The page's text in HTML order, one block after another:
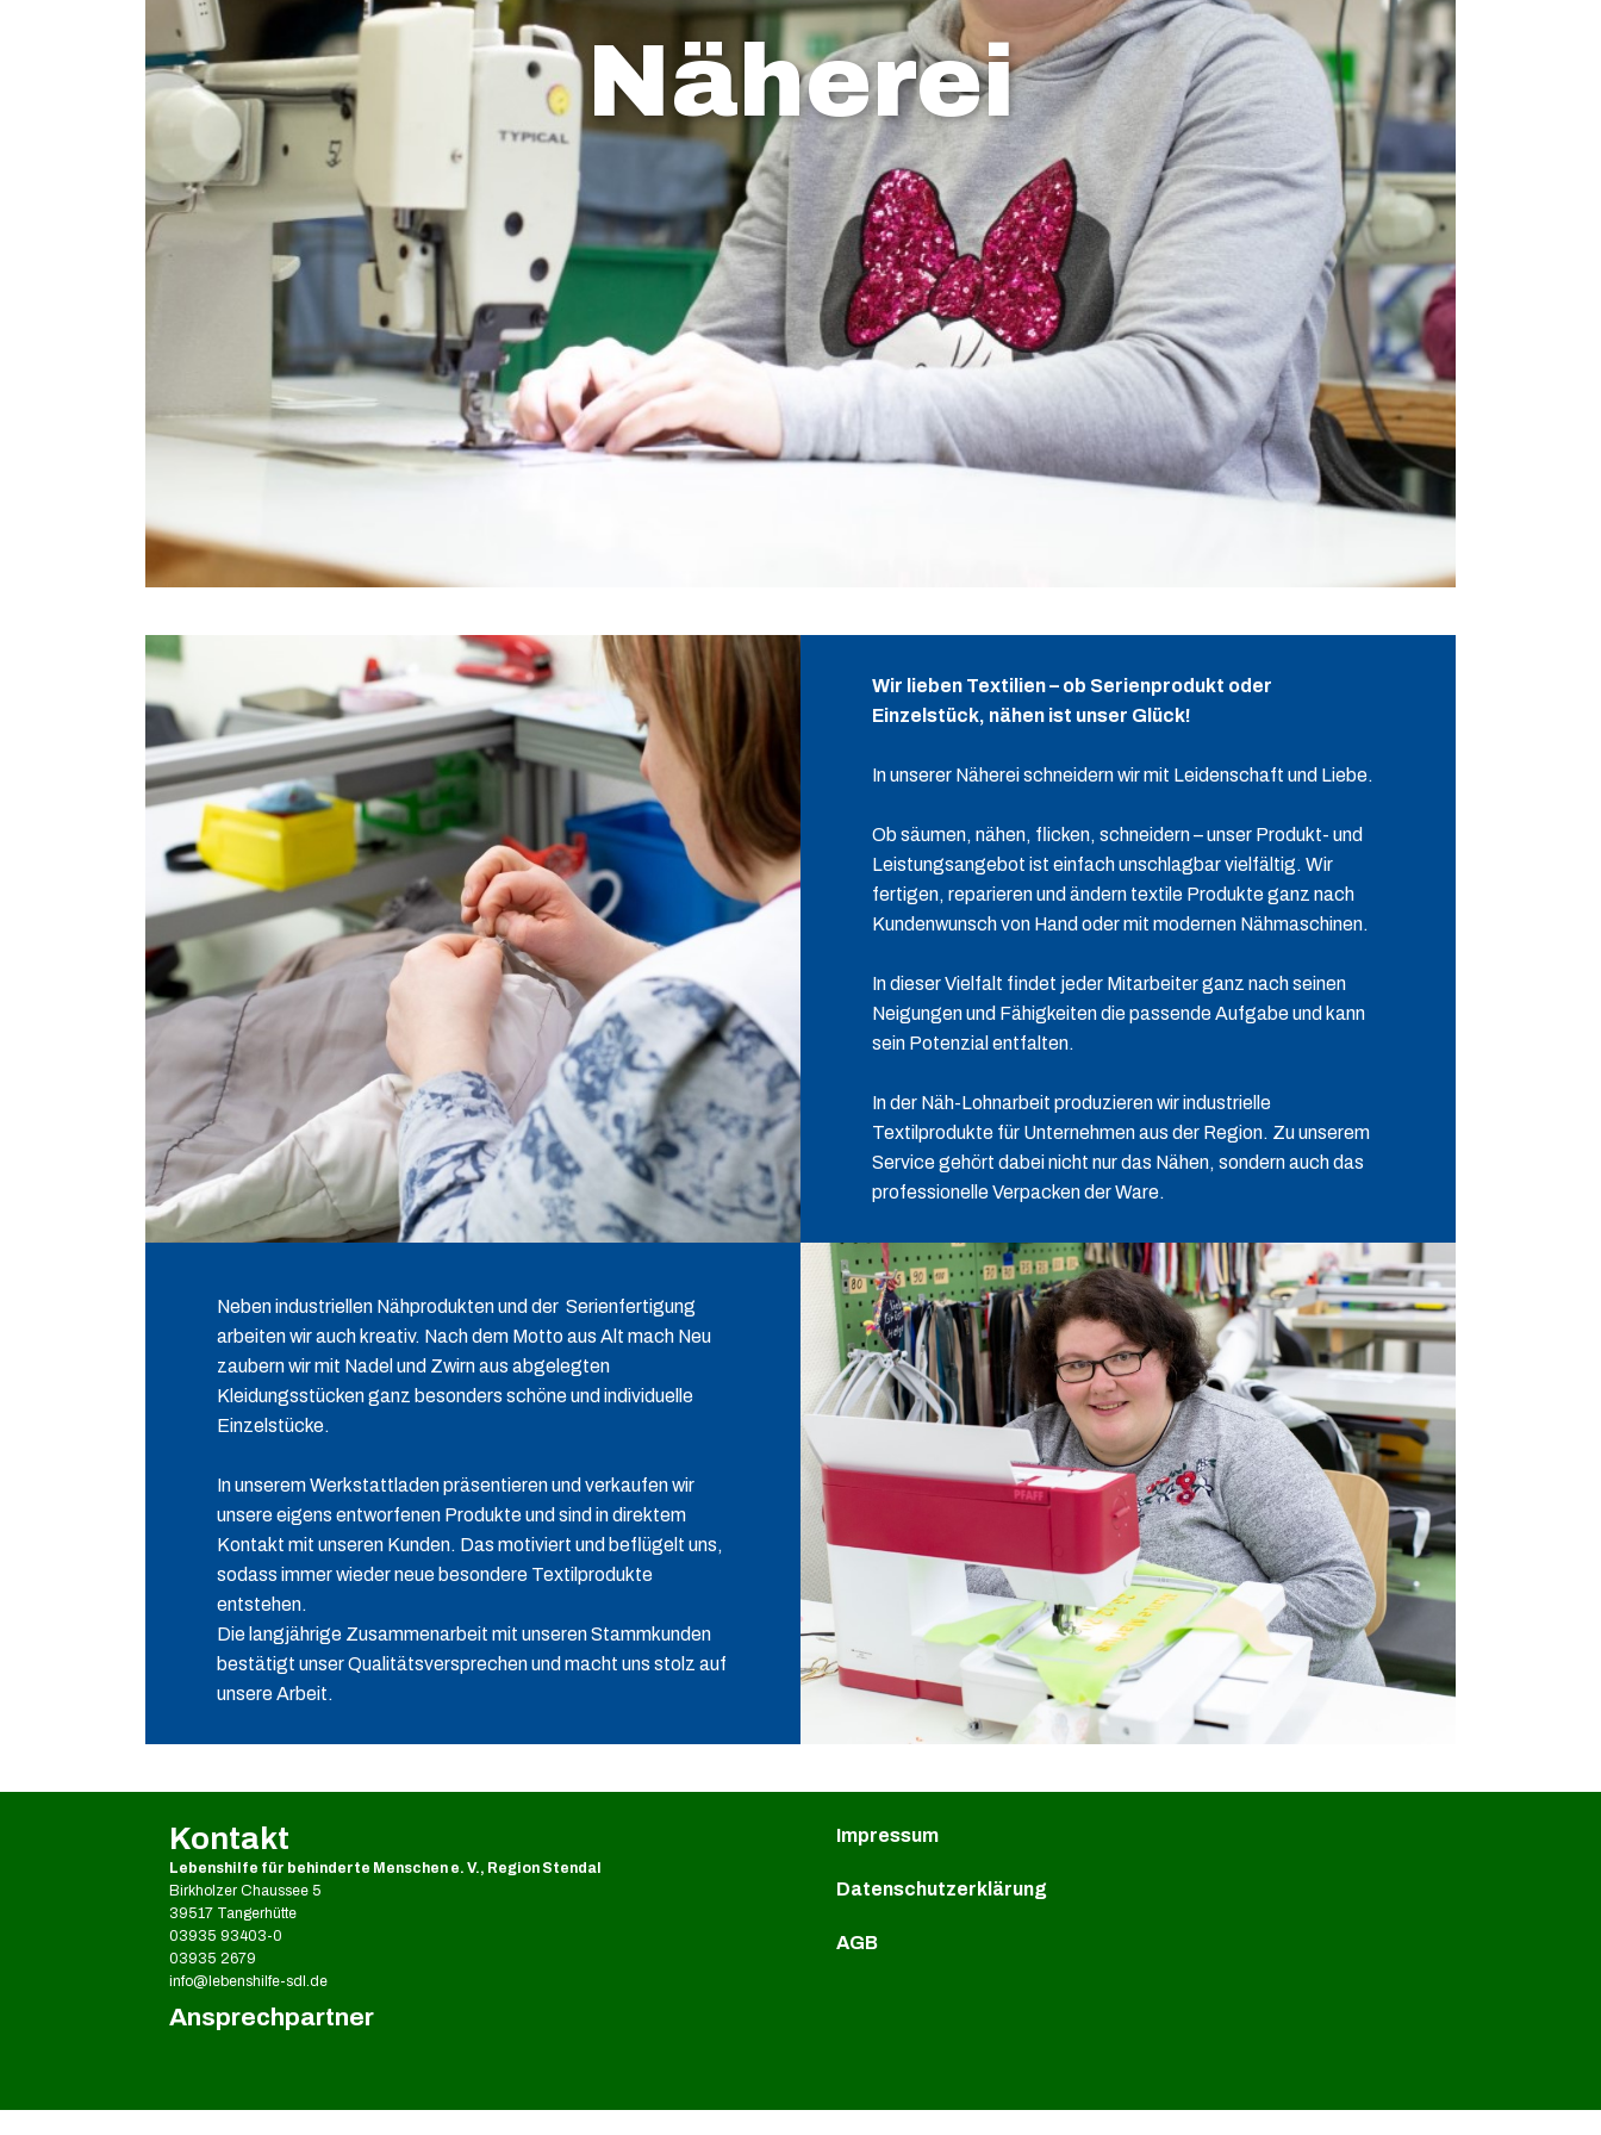
Näher​ei
Wir lieben Textilien – ob Serienprodukt oder
Einzelstück, nähen ist unser Glück!
In unserer Näherei schneidern wir mit Leidenschaft und Liebe.
Ob säumen, nähen, flicken, schneidern – unser Produkt- und
Leistungsangebot ist einfach unschlagbar vielfältig. Wir
fertigen, reparieren und ändern textile Produkte ganz nach
Kundenwunsch von Hand oder mit modernen Nähmaschinen.
In dieser Vielfalt findet jeder Mitarbeiter ganz nach seinen
Neigungen und Fähigkeiten die passende Aufgabe und kann
sein Potenzial entfalten.
In der Näh-Lohnarbeit produzieren wir industrielle
Textilprodukte für Unternehmen aus der Region. Zu unserem
Service gehört dabei nicht nur das Nähen, sondern auch das
professionelle Verpacken der Ware.
Neben industriellen Nähprodukten und der Serienfertigung
arbeiten wir auch kreativ. Nach dem Motto aus Alt mach Neu
zaubern wir mit Nadel und Zwirn aus abgelegten
Kleidungsstücken ganz besonders schöne und individuelle
Einzelstücke.
In unserem Werkstattladen präsentieren und verkaufen wir
unsere eigens entworfenen Produkte und sind in direktem
Kontakt mit unseren Kunden. Das motiviert und beflügelt uns,
sodass immer wieder neue besondere Textilprodukte
entstehen.
Die langjährige Zusammenarbeit mit unseren Stammkunden
bestätigt unser Qualitätsversprechen und macht uns stolz auf
unsere Arbeit.
Kontakt
Lebenshilfe für behinderte Menschen e. V., Region Stendal
Birkholzer Chaussee 5
39517 Tangerhütte
03935 93403-0
03935 2679
info@lebenshilfe-sdl.de
Ansprechpartner
Impressum
Datenschutzerklärung
AGB